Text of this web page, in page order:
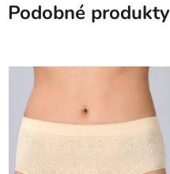
Podobné produkty